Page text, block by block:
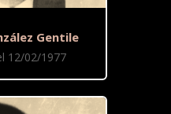
Gentile
12/02/1977